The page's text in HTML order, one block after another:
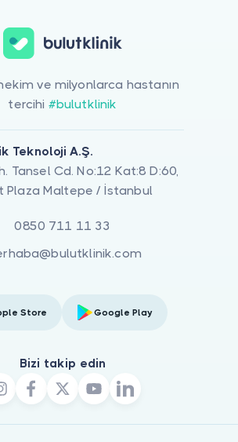
ve milyonlarca hastanın
tercihi #bulutklinik
Teknoloji A.Ş.
Tansel Cd. No:12 Kat:8 D:60,
Plaza Maltepe / İstanbul
0850 711 11 33
Store Google Play
Bizi takip edin